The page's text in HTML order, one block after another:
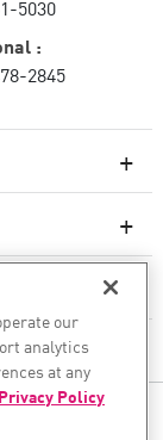
5030
:
2845
our
analytics
at any
Privacy Policy